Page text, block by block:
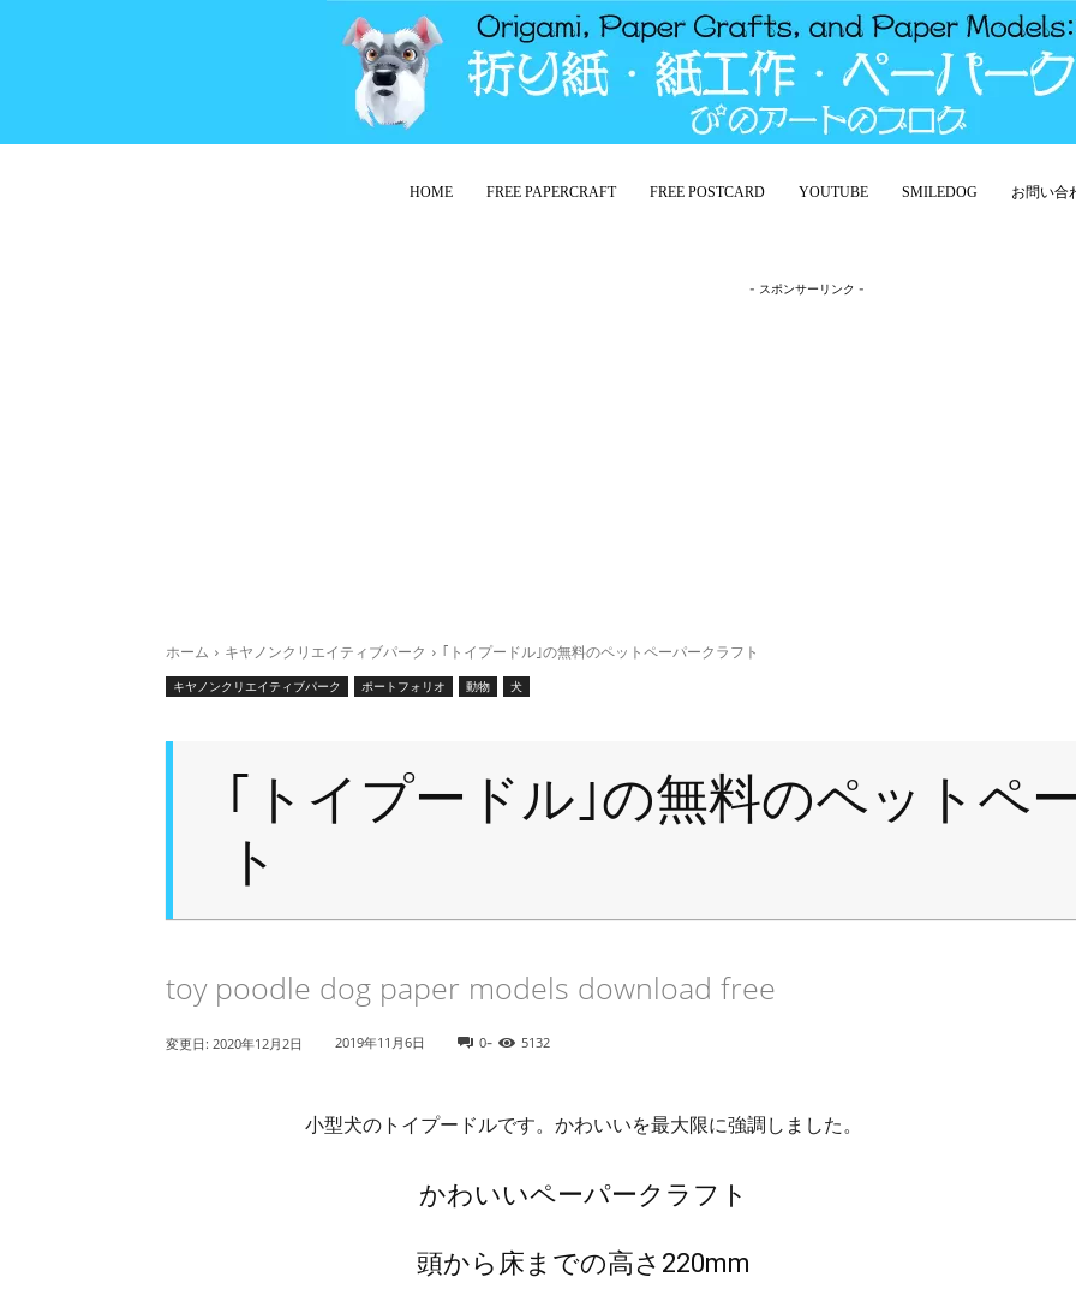
HOME FREE PAPERCRAFT FREE POSTCARD YOUTUBE SMILEDOG お問い合
- スポンサーリンク -
ホーム キヤノンクリエイティブパーク ｢トイプードル｣の無料のペットペーパークラフト
キヤノンクリエイティブパーク ポートフォリオ 動物 犬
｢トイプードル｣の無料のペットペ
ト
toy poodle dog paper models download free
変更日: 2020年12月2日 2019年11月6日 0- 5132
小型犬のトイプードルです。かわいいを最大限に強調しました。
かわいいペーパークラフト
頭から床までの高さ220mm